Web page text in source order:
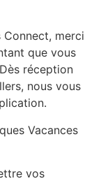
Connect, merci
que vous
réception
nous vous
Vacances
vos